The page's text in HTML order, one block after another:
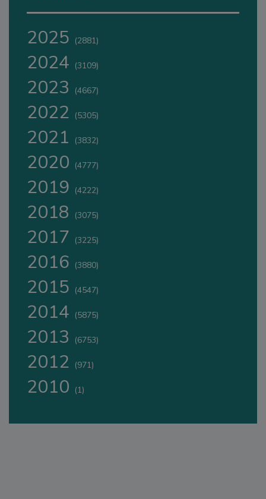
2025 (2881)
2024 (3109)
2023 (4667)
2022 (5305)
2021 (3832)
2020 (4777)
2019 (4222)
2018 (3075)
2017 (3225)
2016 (3880)
2015 (4547)
2014 (5875)
2013 (6753)
2012 (971)
2010 (1)